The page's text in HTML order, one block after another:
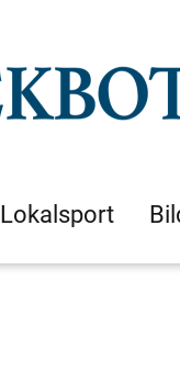
Lokalsport